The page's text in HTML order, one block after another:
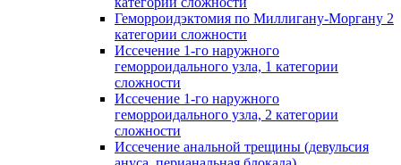
Геморроидэктомия по Миллигану-Моргану 2
категории сложности
Иссечение 1-го наружного
геморроидального узла, 1 категории
сложности
Иссечение 1-го наружного
геморроидального узла, 2 категории
сложности
Иссечение анальной трещины (девульсия